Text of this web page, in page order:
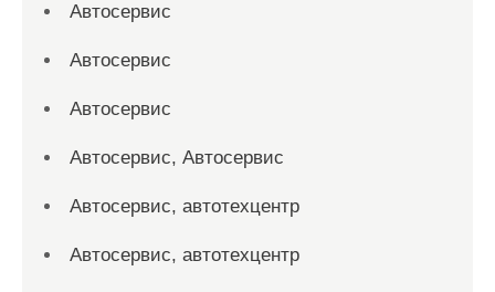
Автосервис
Автосервис
Автосервис
Автосервис, Автосервис
Автосервис, автотехцентр
Автосервис, автотехцентр